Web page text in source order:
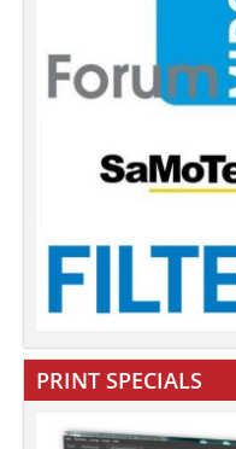
PRINT SPECIALS